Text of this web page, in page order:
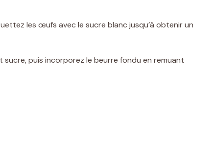
les œufs avec le sucre blanc jusqu’à obtenir un
sucre, puis incorporez le beurre fondu en remuant